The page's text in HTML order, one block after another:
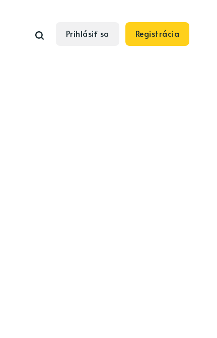
Prihlásiť sa Registrácia